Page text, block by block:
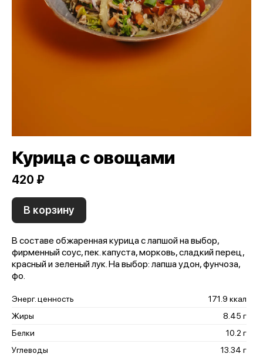
Курица с овощами
420 ₽
В корзину
В составе обжаренная курица с лапшой на выбор,
фирменный соус, пек. капуста, морковь, сладкий перец,
красный и зеленый лук. На выбор: лапша удон, фунчоза,
фо.
Энерг. ценность
171.9 ккал
Жиры
8.45 г
Белки
10.2 г
Углеводы
13.34 г